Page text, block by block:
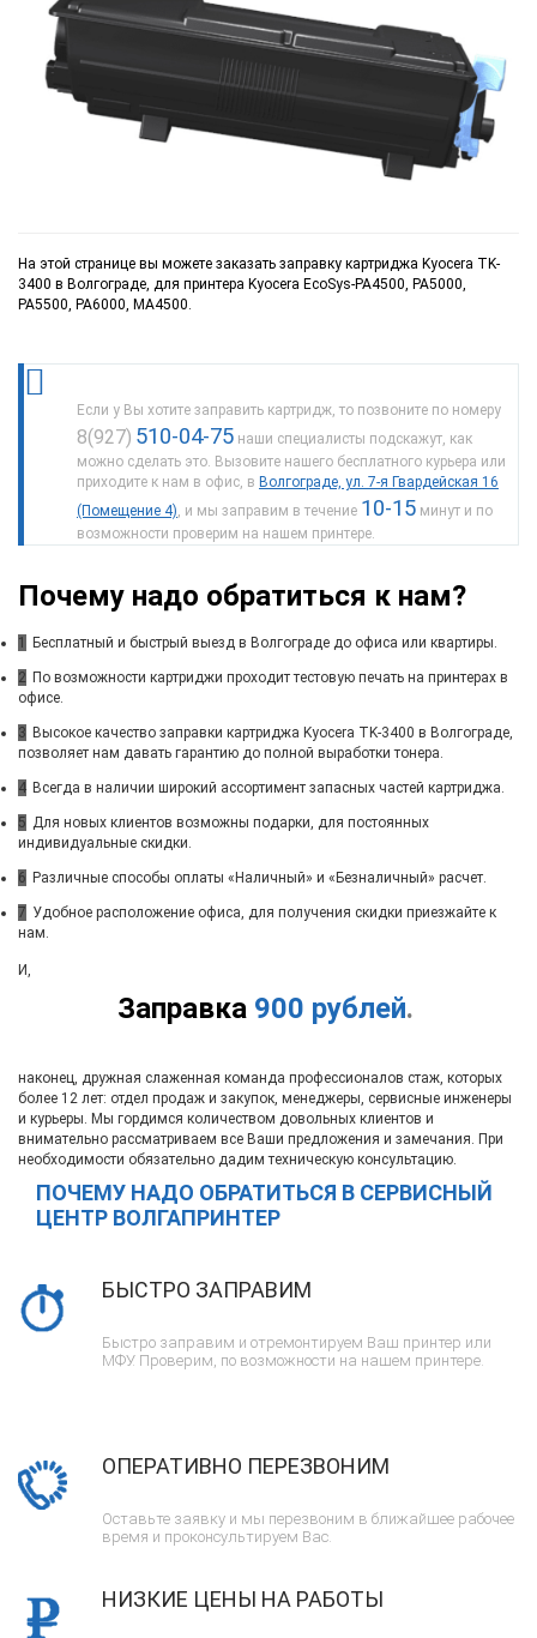
На этой странице вы можете заказать заправку картриджа Kyocera TK-
3400 в Волгограде, для принтера Kyocera EcoSys-PA4500, PA5000,
PA5500, PA6000, MA4500.
Если у Вы хотите заправить картридж, то позвоните по номеру
8(927) 510-04-75 наши специалисты подскажут, как
можно сделать это. Вызовите нашего бесплатного курьера или
приходите к нам в офис, в Волгограде, ул. 7-я Гвардейская 16
(Помещение 4) , и мы заправим в течение 10-15 минут и по
возможности проверим на нашем принтере.
Почему надо обратиться к нам?
1 Бесплатный и быстрый выезд в Волгограде до офиса или квартиры.
2 По возможности картриджи проходит тестовую печать на принтерах в
офисе.
3 Высокое качество заправки картриджа Kyocera TK-3400 в Волгограде,
позволяет нам давать гарантию до полной выработки тонера.
4 Всегда в наличии широкий ассортимент запасных частей картриджа.
5 Для новых клиентов возможны подарки, для постоянных
индивидуальные скидки.
6 Различные способы оплаты «Наличный» и «Безналичный» расчет.
7 Удобное расположение офиса, для получения скидки приезжайте к
нам.
Заправка 900 рублей.
И,
наконец, дружная слаженная команда профессионалов стаж, которых
более 12 лет: отдел продаж и закупок, менеджеры, сервисные инженеры
и курьеры. Мы гордимся количеством довольных клиентов и
внимательно рассматриваем все Ваши предложения и замечания. При
необходимости обязательно дадим техническую консультацию.
ПОЧЕМУ НАДО ОБРАТИТЬСЯ В СЕРВИСНЫЙ
ЦЕНТР ВОЛГАПРИНТЕР
БЫСТРО ЗАПРАВИМ
Быстро заправим и отремонтируем Ваш принтер или
МФУ. Проверим, по возможности на нашем принтере.
ОПЕРАТИВНО ПЕРЕЗВОНИМ
Оставьте заявку и мы перезвоним в ближайшее рабочее
время и проконсультируем Вас.
НИЗКИЕ ЦЕНЫ НА РАБОТЫ